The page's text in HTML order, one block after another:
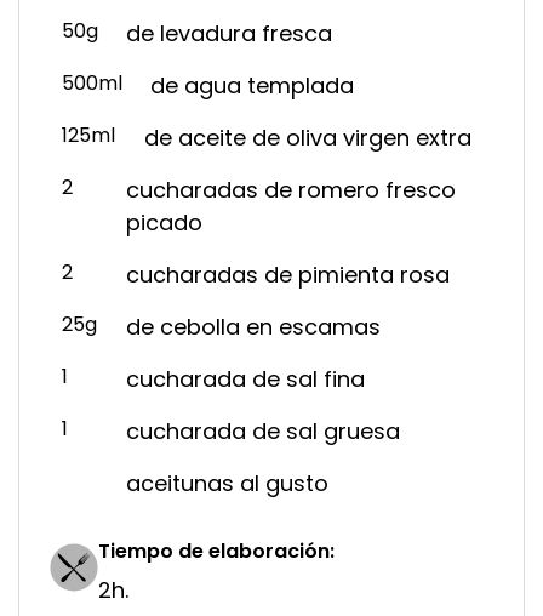
50g de levadura fresca
500ml de agua templada
125ml de aceite de oliva virgen extra
2
cucharadas de romero fresco
picado
2 cucharadas de pimienta rosa
25g de cebolla en escamas
1 cucharada de sal fina
1
cucharada de sal gruesa
aceitunas al gusto
Tiempo de elaboración:
2h.